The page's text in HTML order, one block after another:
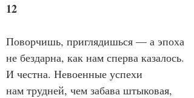
12
Поворчишь, приглядишься — а эпоха
не бездарна, как нам сперва казалось.
И честна. Невоенные успехи
нам трудней, чем забава штыковая,